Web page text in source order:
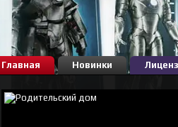
Главная Новинки